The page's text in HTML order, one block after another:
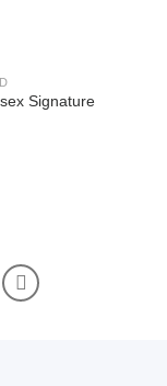
Signature